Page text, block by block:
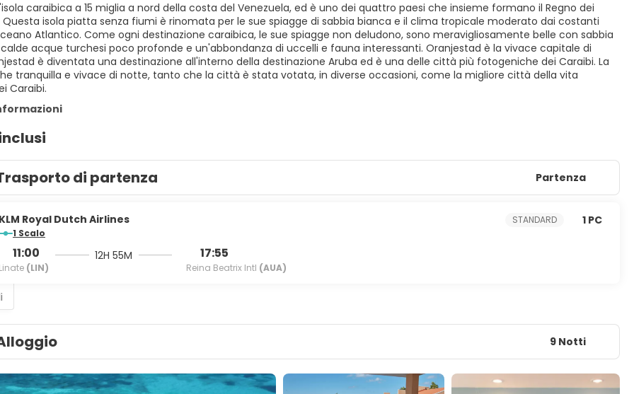
caraibica a 15 miglia a nord della costa del Venezuela, ed è uno dei quattro paesi che insieme formano il Regno dei
Questa isola piatta senza fiumi è rinomata per le sue spiagge di sabbia bianca e il clima tropicale moderato dai costanti
Atlantico. Come ogni destinazione caraibica, le sue spiagge non deludono, sono meravigliosamente belle con sabbia
acque turchesi poco profonde e un'abbondanza di uccelli e fauna interessanti. Oranjestad è la vivace capitale di
è diventata una destinazione all'interno della destinazione Aruba ed è una delle città più fotogeniche dei Caraibi. La
tranquilla e vivace di notte, tanto che la città è stata votata, in diverse occasioni, come la migliore città della vita
Caraibi.
di partenza Partenza
KLM Royal Dutch Airlines
1 Scalo
11:00
Linate (LIN)
12H 55M 17:55
Reina Beatrix Intl (AUA)
STANDARD 1 PC
9 Notti